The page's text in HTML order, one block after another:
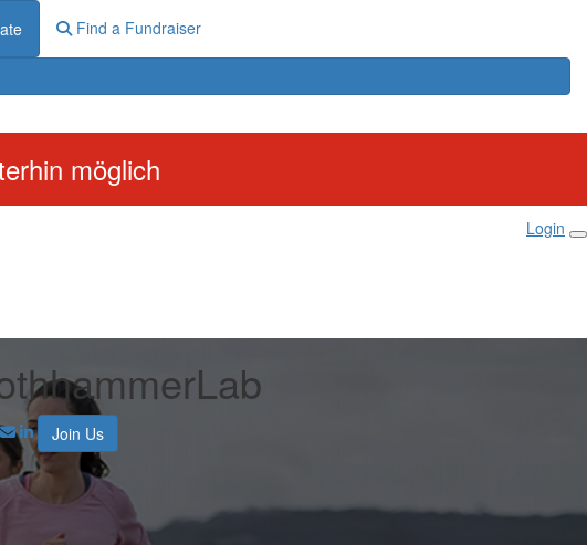
Find a Fundraiser
möglich
Login
Join Us